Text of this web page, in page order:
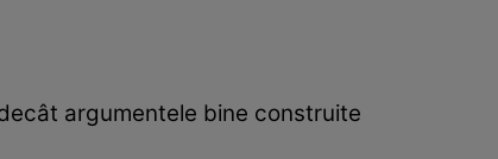
argumentele bine construite